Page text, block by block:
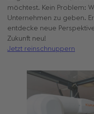
möchtest. Kein Problem:
Unternehmen zu geben.
entdecke neue
Zukunft neu!
Jetzt reinschnuppern